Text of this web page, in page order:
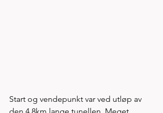
Start og vendepunkt var ved utløp av
den 4,8km lange tunellen. Meget